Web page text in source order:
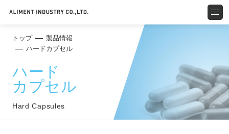
トップ
製品情報
ハードカプセル
ハード
カプセル
Hard Capsules